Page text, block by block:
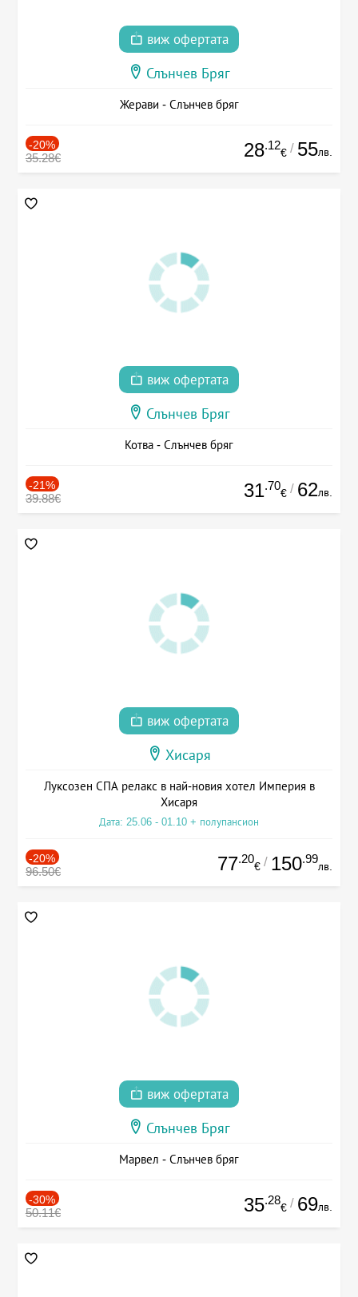
виж офертата
Слънчев Бряг
Жерави - Слънчев бряг
-20%
35.28€ 28.12
€ / 55лв.
виж офертата
Слънчев Бряг
Котва - Слънчев бряг
-21%
39.88€ 31.70
€ / 62лв.
виж офертата
Хисаря
Луксозен СПА релакс в най-новия хотел Империя в
Хисаря
Дата: 25.06 - 01.10 + полупансион
-20%
96.50€ 77.20
€ / 150.99
лв.
виж офертата
Слънчев Бряг
Марвел - Слънчев бряг
-30%
50.11€ 35.28
€ / 69лв.